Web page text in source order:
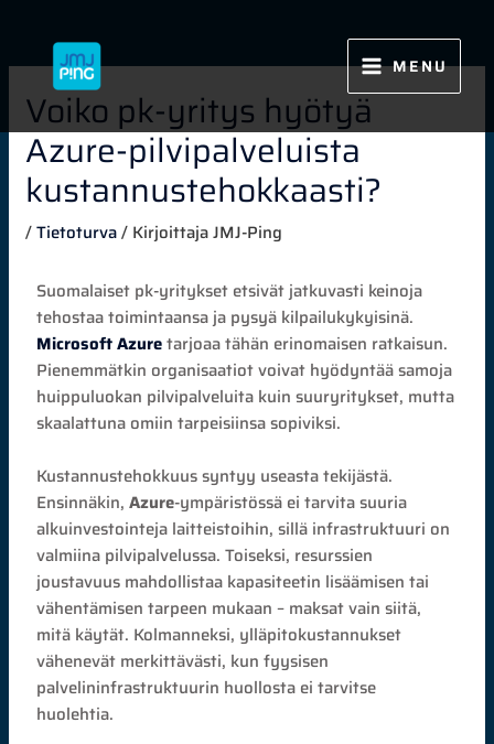
sisältöön
MENU
Voiko pk-yritys hyötyä
Azure-pilvipalveluista
kustannustehokkaasti?
/Tietoturva/ KirjoittajaJMJ-Ping
Suomalaiset pk-yritykset etsivät jatkuvasti keinoja
tehostaa toimintaansa ja pysyä kilpailukykyisinä.
Microsoft Azuretarjoaa tähän erinomaisen ratkaisun.
Pienemmätkin organisaatiot voivat hyödyntää samoja
huippuluokan pilvipalveluita kuin suuryritykset, mutta
skaalattuna omiin tarpeisiinsa sopiviksi.
Kustannustehokkuus syntyy useasta tekijästä.
Ensinnäkin, Azure-ympäristössä ei tarvita suuria
alkuinvestointeja laitteistoihin, sillä infrastruktuuri on
valmiina pilvipalvelussa. Toiseksi, resurssien
joustavuus mahdollistaa kapasiteetin lisäämisen tai
vähentämisen tarpeen mukaan – maksat vain siitä,
mitä käytät. Kolmanneksi, ylläpitokustannukset
vähenevät merkittävästi, kun fyysisen
palvelininfrastruktuurin huollosta ei tarvitse
huolehtia.